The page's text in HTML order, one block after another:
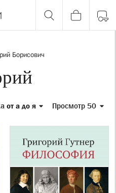
Борисович
Просмотр 50
от а до я